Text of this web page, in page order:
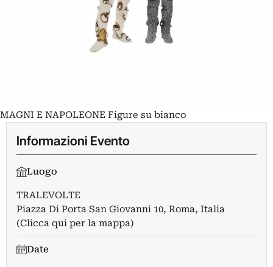
MAGNI E NAPOLEONE Figure su bianco
Informazioni Evento
Luogo
TRALEVOLTE
Piazza Di Porta San Giovanni 10, Roma, Italia
(Clicca qui per la mappa)
Date